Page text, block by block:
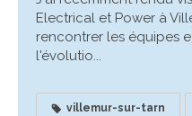
Electrical et Power à
rencontrer les équipes
l'évolutio...
villemur-sur-tarn